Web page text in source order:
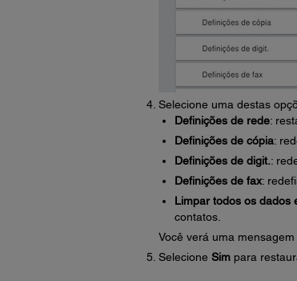
Selecione uma destas
Definições de rede:
Definições de cópia:
Definições de digit.:
Definições de fax:
Limpar todos os dados
contatos.
Você verá uma mensagem
Selecione Simpara